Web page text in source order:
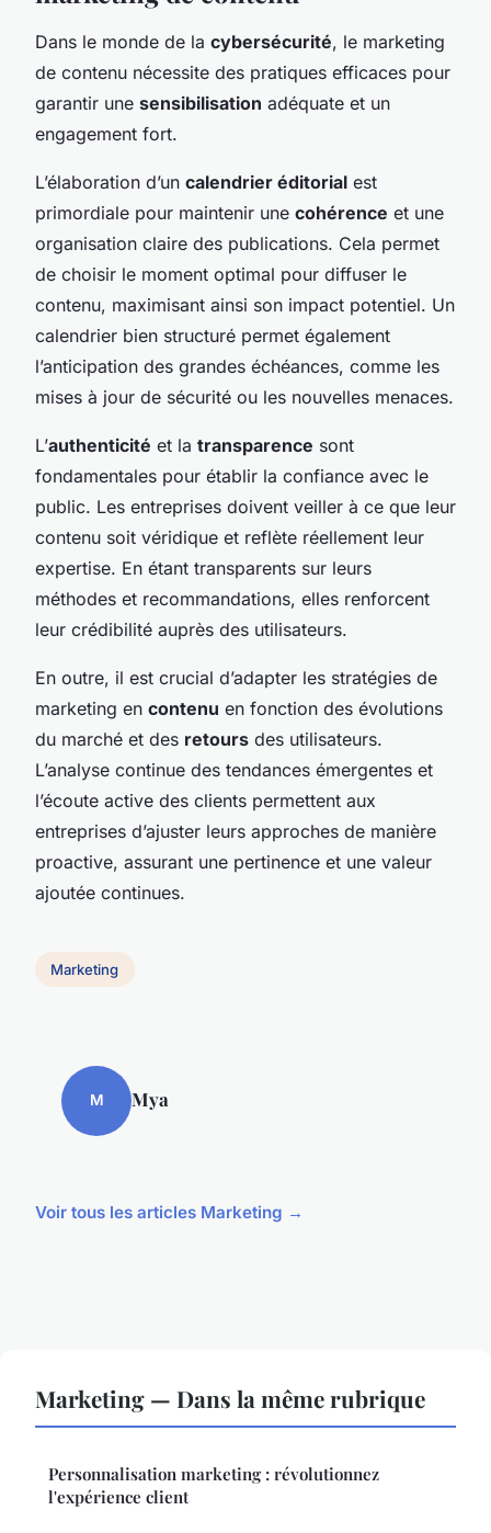
Dans le monde de la cybersécurité, le marketing
de contenu nécessite des pratiques efficaces pour
garantir une sensibilisation adéquate et un
engagement fort.
L’élaboration d’un calendrier éditorial est
primordiale pour maintenir une cohérence et une
organisation claire des publications. Cela permet
de choisir le moment optimal pour diffuser le
contenu, maximisant ainsi son impact potentiel. Un
calendrier bien structuré permet également
l’anticipation des grandes échéances, comme les
mises à jour de sécurité ou les nouvelles menaces.
L’authenticité et la transparence sont
fondamentales pour établir la confiance avec le
public. Les entreprises doivent veiller à ce que leur
contenu soit véridique et reflète réellement leur
expertise. En étant transparents sur leurs
méthodes et recommandations, elles renforcent
leur crédibilité auprès des utilisateurs.
En outre, il est crucial d’adapter les stratégies de
marketing en contenu en fonction des évolutions
du marché et des retours des utilisateurs.
L’analyse continue des tendances émergentes et
l’écoute active des clients permettent aux
entreprises d’ajuster leurs approches de manière
proactive, assurant une pertinence et une valeur
ajoutée continues.
Marketing
M Mya
Voir tous les articles Marketing →
Marketing — Dans la même rubrique
Personnalisation marketing : révolutionnez
l'expérience client